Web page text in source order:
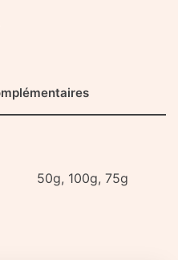
50g, 100g, 75g